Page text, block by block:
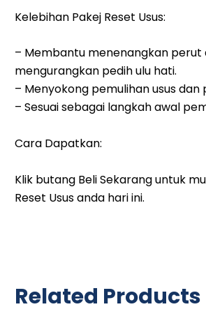
Kelebihan Pakej Reset Usus:
– Membantu menenangkan perut
mengurangkan pedih ulu hati.
– Menyokong pemulihan usus dan
– Sesuai sebagai langkah awal
Cara Dapatkan:
Klik butang Beli Sekarang untuk
Reset Usus anda hari ini.
Related Products